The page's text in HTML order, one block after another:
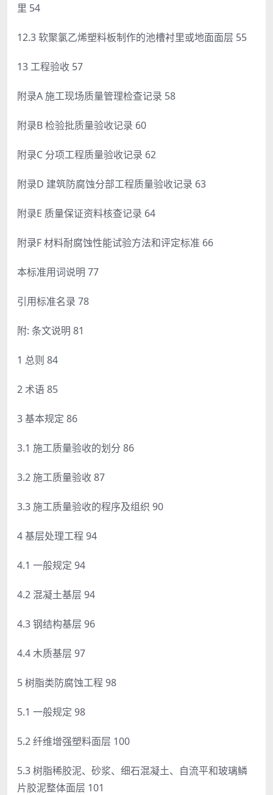
里 54
12.3 软聚氯乙烯塑料板制作的池槽衬里或地面面层 55
13 工程验收 57
附录A 施工现场质量管理检查记录 58
附录B 检验批质量验收记录 60
附录C 分项工程质量验收记录 62
附录D 建筑防腐蚀分部工程质量验收记录 63
附录E 质量保证资料核查记录 64
附录F 材料耐腐蚀性能试验方法和评定标准 66
本标准用词说明 77
引用标准名录 78
附: 条文说明 81
1 总则 84
2 术语 85
3 基本规定 86
3.1 施工质量验收的划分 86
3.2 施工质量验收 87
3.3 施工质量验收的程序及组织 90
4 基层处理工程 94
4.1 一般规定 94
4.2 混凝土基层 94
4.3 钢结构基层 96
4.4 木质基层 97
5 树脂类防腐蚀工程 98
5.1 一般规定 98
5.2 纤维增强塑料面层 100
5.3 树脂稀胶泥、砂浆、细石混凝土、自流平和玻璃鳞
片胶泥整体面层 101